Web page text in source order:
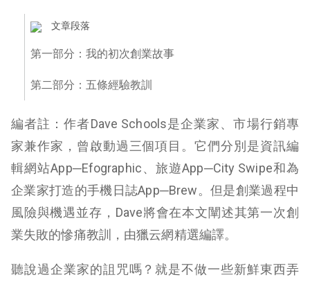
文章段落
第一部分：我的初次創業故事
第二部分：五條經驗教訓
編者註：作者Dave Schools是企業家、市場行銷專
家兼作家，曾啟動過三個項目。它們分別是資訊編
輯網站App─Efographic、旅遊App─City Swipe和為
企業家打造的手機日誌App─Brew。但是創業過程中
風險與機遇並存，Dave將會在本文闡述其第一次創
業失敗的慘痛教訓，由獵云網精選編譯。
聽說過企業家的詛咒嗎？就是不做一些新鮮東西弄